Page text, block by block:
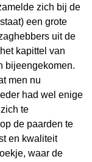
zich bij de
een grote
uit de
kapittel van
bijeengekomen.
men nu
had wel enige
te
de paarden te
en kwaliteit
waar de